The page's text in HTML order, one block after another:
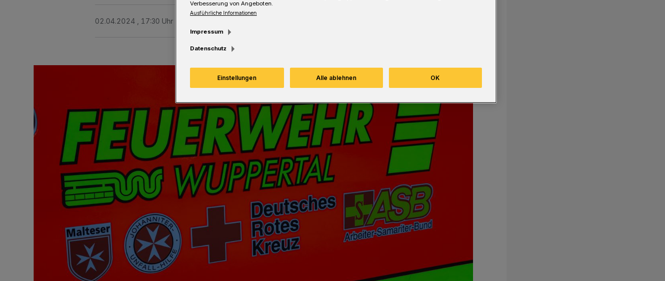
02.04.2024 , 17:30 Uhr
Verbesserung von Angeboten.
Ausführliche Informationen
Impressum
Datenschutz
Einstellungen Alle ablehnen OK